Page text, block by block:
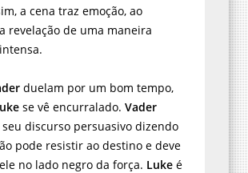
a cena traz emoção, ao
revelação de uma maneira
duelam por um bom tempo,
se vê encurralado. Vader
seu discurso persuasivo dizendo
pode resistir ao destino e deve
no lado negro da força. Luke é